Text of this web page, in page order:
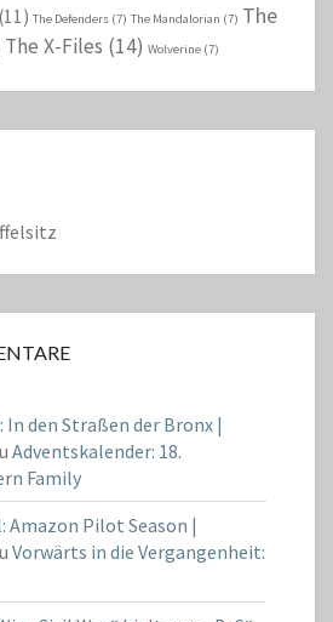
(11) The Defenders (7) The Mandalorian (7) The
The X-Files (14) Wolverine (7)
den Straßen der Bronx |
Adventskalender: 18.
Family
Amazon Pilot Season |
Vorwärts in die Vergangenheit: